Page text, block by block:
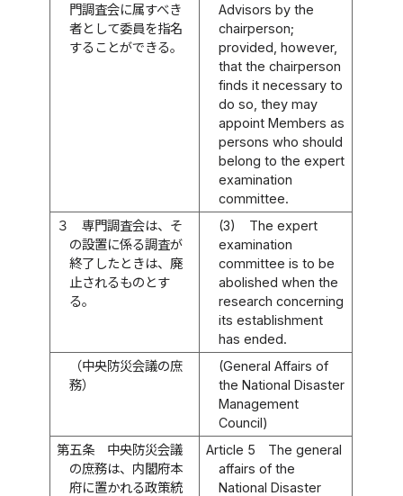
門調査会に属すべき
者として委員を指名
することができる。
Advisors by the
chairperson;
provided, however,
that the chairperson
finds it necessary to
do so, they may
appoint Members as
persons who should
belong to the expert
examination
committee.
３
専門調査会は、そ
の設置に係る調査が
終了したときは、廃
止されるものとす
る。
(3)
The expert
examination
committee is to be
abolished when the
research concerning
its establishment
has ended.
（中央防災会議の庶
務）
(General Affairs of
the National Disaster
Management
Council)
第五条
中央防災会議
の庶務は、内閣府本
府に置かれる政策統
Article 5
The general
affairs of the
National Disaster